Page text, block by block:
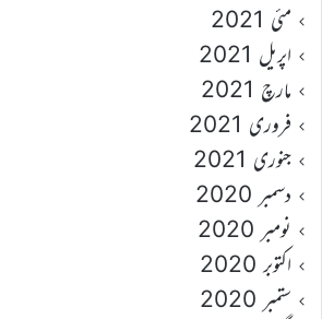
مئی 2021
اپریل 2021
مارچ 2021
فروری 2021
جنوری 2021
دسمبر 2020
نومبر 2020
اکتوبر 2020
ستمبر 2020